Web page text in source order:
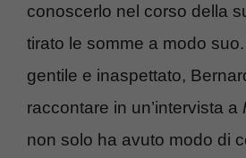
conoscerlo nel corso della
tirato le somme a modo
gentile e inaspettato,
raccontare in un’intervista a
non solo ha avuto modo di